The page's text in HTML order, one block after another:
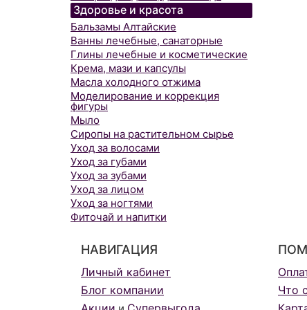
Здоровье и красота
Бальзамы Алтайские
Ванны лечебные, санаторные
Глины лечебные и косметические
Крема, мази и капсулы
Масла холодного отжима
Моделирование и коррекция
фигуры
Мыло
Сиропы на растительном сырье
Уход за волосами
Уход за губами
Уход за зубами
Уход за лицом
Уход за ногтями
Фиточай и напитки
НАВИГАЦИЯ
Личный кабинет
Блог компании
Что